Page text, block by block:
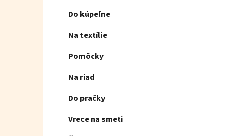
Do kúpeľne
Na textílie
Pomôcky
Na riad
Do pračky
Vrece na smeti